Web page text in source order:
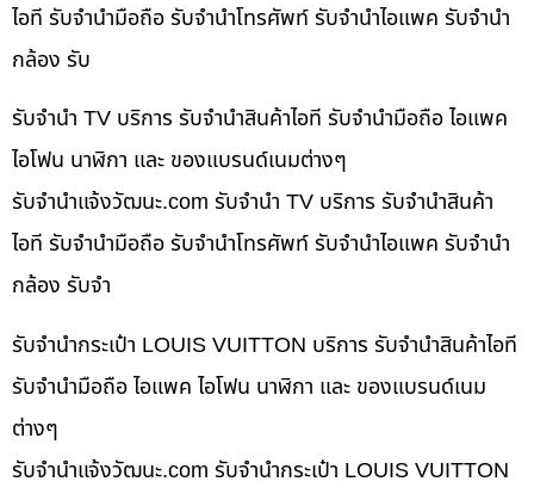
ไอที รับจำนำมือถือ รับจำนำโทรศัพท์ รับจำนำไอแพค รับจำนำ
กล้อง รับ
รับจำนำ TV บริการ รับจำนำสินค้าไอที รับจำนำมือถือ ไอแพค
ไอโฟน นาฬิกา และ ของแบรนด์เนมต่างๆ
รับจํานําแจ้งวัฒนะ.com รับจำนำ TV บริการ รับจำนำสินค้า
ไอที รับจำนำมือถือ รับจำนำโทรศัพท์ รับจำนำไอแพค รับจำนำ
กล้อง รับจำ
รับจำนำกระเป๋า LOUIS VUITTON บริการ รับจำนำสินค้าไอที
รับจำนำมือถือ ไอแพค ไอโฟน นาฬิกา และ ของแบรนด์เนม
ต่างๆ
รับจํานําแจ้งวัฒนะ.com รับจำนำกระเป๋า LOUIS VUITTON